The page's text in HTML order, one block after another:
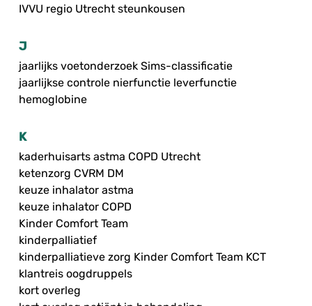
IVVU regio Utrecht steunkousen
J
jaarlijks voetonderzoek Sims-classificatie
jaarlijkse controle nierfunctie leverfunctie
hemoglobine
K
kaderhuisarts astma COPD Utrecht
ketenzorg CVRM DM
keuze inhalator astma
keuze inhalator COPD
Kinder Comfort Team
kinderpalliatief
kinderpalliatieve zorg Kinder Comfort Team KCT
klantreis oogdruppels
kort overleg